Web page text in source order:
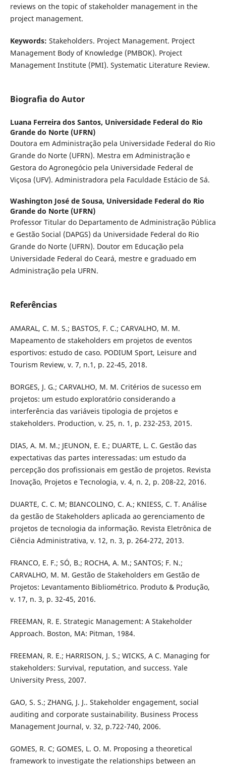
reviews on the topic of stakeholder management in the
project management.
Keywords: Stakeholders. Project Management. Project
Management Body of Knowledge (PMBOK). Project
Management Institute (PMI). Systematic Literature Review.
Biografia do Autor
Luana Ferreira dos Santos, Universidade Federal do Rio
Grande do Norte (UFRN)
Doutora em Administração pela Universidade Federal do Rio
Grande do Norte (UFRN). Mestra em Administração e
Gestora do Agronegócio pela Universidade Federal de
Viçosa (UFV). Administradora pela Faculdade Estácio de Sá.
Washington José de Sousa, Universidade Federal do Rio
Grande do Norte (UFRN)
Professor Titular do Departamento de Administração Pública
e Gestão Social (DAPGS) da Universidade Federal do Rio
Grande do Norte (UFRN). Doutor em Educação pela
Universidade Federal do Ceará, mestre e graduado em
Administração pela UFRN.
Referências
AMARAL, C. M. S.; BASTOS, F. C.; CARVALHO, M. M.
Mapeamento de stakeholders em projetos de eventos
esportivos: estudo de caso. PODIUM Sport, Leisure and
Tourism Review, v. 7, n.1, p. 22-45, 2018.
BORGES, J. G.; CARVALHO, M. M. Critérios de sucesso em
projetos: um estudo exploratório considerando a
interferência das variáveis tipologia de projetos e
stakeholders. Production, v. 25, n. 1, p. 232-253, 2015.
DIAS, A. M. M.; JEUNON, E. E.; DUARTE, L. C. Gestão das
expectativas das partes interessadas: um estudo da
percepção dos profissionais em gestão de projetos. Revista
Inovação, Projetos e Tecnologia, v. 4, n. 2, p. 208-22, 2016.
DUARTE, C. C. M; BIANCOLINO, C. A.; KNIESS, C. T. Análise
da gestão de Stakeholders aplicada ao gerenciamento de
projetos de tecnologia da informação. Revista Eletrônica de
Ciência Administrativa, v. 12, n. 3, p. 264-272, 2013.
FRANCO, E. F.; SÓ, B.; ROCHA, A. M.; SANTOS; F. N.;
CARVALHO, M. M. Gestão de Stakeholders em Gestão de
Projetos: Levantamento Bibliométrico. Produto & Produção,
v. 17, n. 3, p. 32-45, 2016.
FREEMAN, R. E. Strategic Management: A Stakeholder
Approach. Boston, MA: Pitman, 1984.
FREEMAN, R. E.; HARRISON, J. S.; WICKS, A C. Managing for
stakeholders: Survival, reputation, and success. Yale
University Press, 2007.
GAO, S. S.; ZHANG, J. J.. Stakeholder engagement, social
auditing and corporate sustainability. Business Process
Management Journal, v. 32, p.722-740, 2006.
GOMES, R. C; GOMES, L. O. M. Proposing a theoretical
framework to investigate the relationships between an